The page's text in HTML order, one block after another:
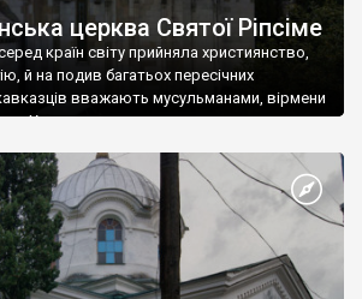
церква Святої Ріпсіме
країн світу прийняла християнство,
й на подив багатьох пересічних
кавказців вважають мусульманами, вірмени
Христа